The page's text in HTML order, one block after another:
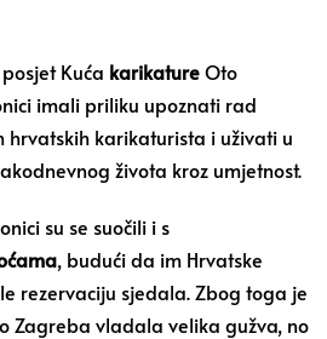
Kuća karikatureOto
imali priliku upoznati rad
karikaturista i uživati u
života kroz umjetnost.
su se suočili i s
, budući da im Hrvatske
rezervaciju sjedala. Zbog toga je
Zagreba vladala velika gužva, no